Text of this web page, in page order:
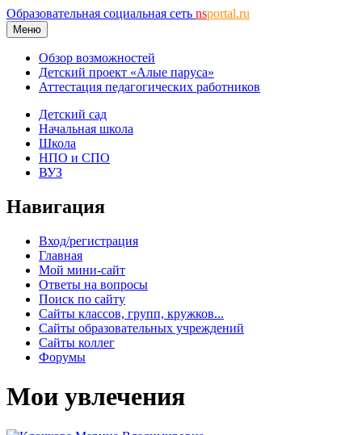
Образовательная социальная сеть nsportal.ru
Меню
Обзор возможностей
Детский проект «Алые паруса»
Аттестация педагогических работников
Детский сад
Начальная школа
Школа
НПО и СПО
ВУЗ
Навигация
Вход/регистрация
Главная
Мой мини-сайт
Ответы на вопросы
Поиск по сайту
Сайты классов, групп, кружков...
Сайты образовательных учреждений
Сайты коллег
Форумы
Мои увлечения